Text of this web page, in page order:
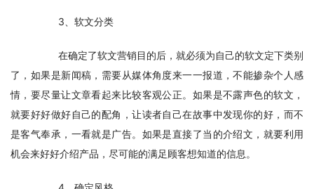
3、软文分类
在确定了软文营销目的后，就必须为自己的软文定下类别
了，如果是新闻稿，需要从媒体角度来一一报道，不能掺杂个人感
情，要尽量让文章看起来比较客观公正。如果是不露声色的软文，
就要好好做好自己的配角，让读者自己在故事中发现你的好，而不
是客气奉承，一看就是广告。如果是直接了当的介绍文，就要利用
机会来好好介绍产品，尽可能的满足顾客想知道的信息。